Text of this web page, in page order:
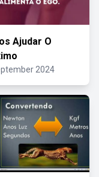
Ajudar O
2024